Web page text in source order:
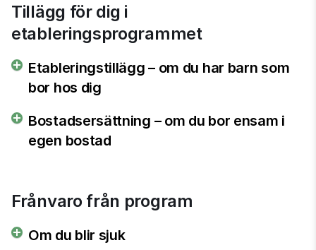
Tillägg för dig i
etableringsprogrammet
Etableringstillägg – om du har barn som
bor hos dig
Bostadsersättning – om du bor ensam i
egen bostad
Frånvaro från program
Om du blir sjuk